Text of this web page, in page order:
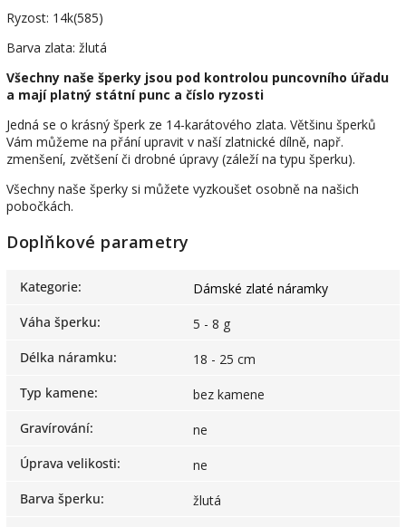
Ryzost: 14k(585)
Barva zlata: žlutá
Všechny naše šperky jsou pod kontrolou puncovního úřadu
a mají platný státní punc a číslo ryzosti
Jedná se o krásný šperk ze 14-karátového zlata. Většinu šperků
Vám můžeme na přání upravit v naší zlatnické dílně, např.
zmenšení, zvětšení či drobné úpravy (záleží na typu šperku).
Všechny naše šperky si můžete vyzkoušet osobně na našich
pobočkách.
Doplňkové parametry
Kategorie:
Dámské zlaté náramky
Váha šperku:
5 - 8 g
Délka náramku:
18 - 25 cm
Typ kamene:
bez kamene
Gravírování:
ne
Úprava velikosti:
ne
Barva šperku:
žlutá